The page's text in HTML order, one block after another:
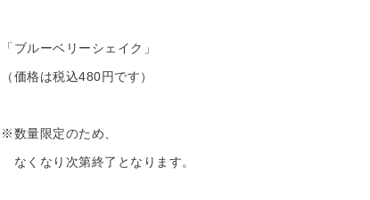
「ブルーベリーシェイク」
（価格は税込480円です）
※数量限定のため、
なくなり次第終了となります。